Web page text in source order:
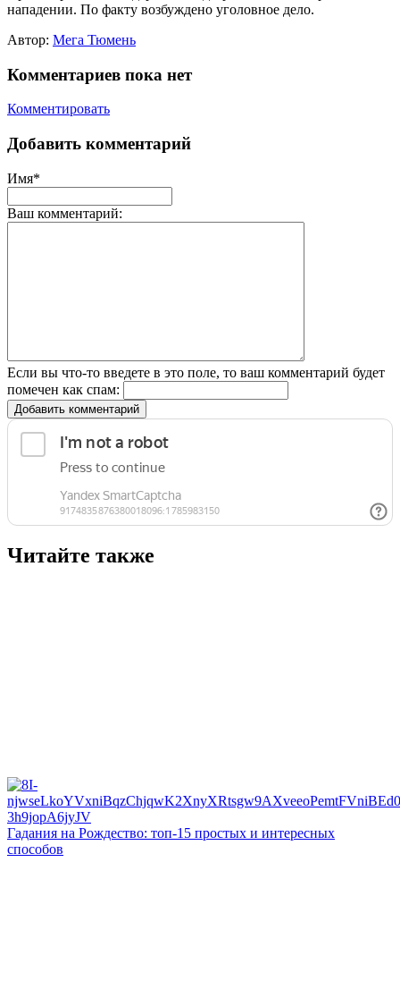
нападении. По факту возбуждено уголовное дело.
Автор: Мега Тюмень
Комментариев пока нет
Комментировать
Добавить комментарий
Имя*
Ваш комментарий:
Если вы что-то введете в это поле, то ваш комментарий будет
помечен как спам:
Добавить комментарий
Читайте также
Гадания на Рождество: топ-15 простых и интересных
способов